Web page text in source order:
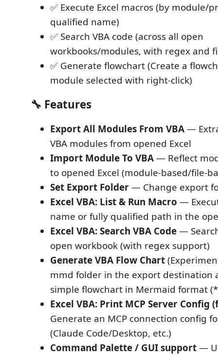
✅ Execute Excel macros (by module/
qualified name)
✅ Search VBA code (across all open
workbooks/modules, with regex and
✅ Generate flowchart (Create a
module selected with right-click)
🔧 Features
Export All Modules From VBA—
VBA modules from opened Excel
Import Module To VBA— Reflect
to opened Excel (module-based/file-
Set Export Folder— Change export
Excel VBA: List & Run Macro —
name or fully qualified path in the
Excel VBA: Search VBA Code—
open workbook (with regex support)
Generate VBA Flow Chart
mmd folder in the export destination
simple flowchart in Mermaid format
Excel VBA: Print MCP Server Config
Generate an MCP connection config
(Claude Code/Desktop, etc.)
Command Palette / GUI support—